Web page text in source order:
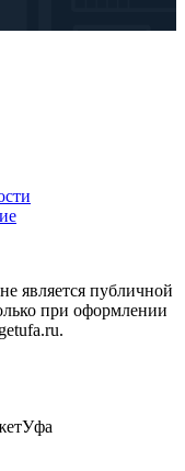
является публичной
при оформлении